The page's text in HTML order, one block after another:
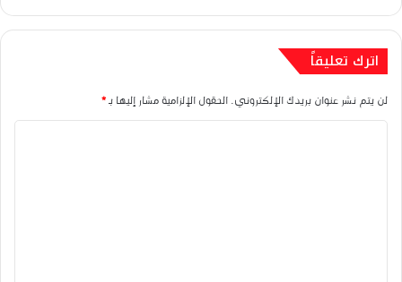
اترك تعليقاً
لن يتم نشر عنوان بريدك الإلكتروني. الحقول الإلزامية مشار إليها بـ*